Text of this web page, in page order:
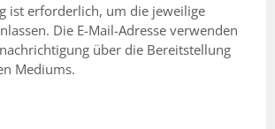
ist erforderlich, um die jeweilige
Die E-Mail-Adresse verwenden
über die Bereitstellung
Mediums.